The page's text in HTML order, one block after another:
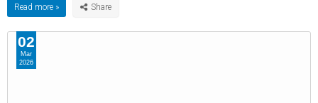
Read more »
02
Mar
2026